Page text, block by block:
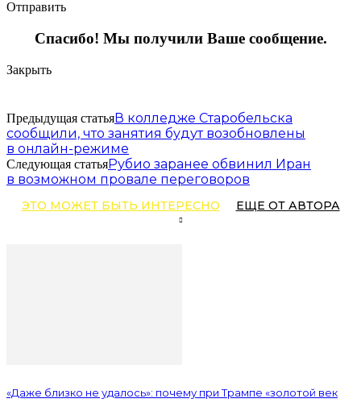
Отправить
Спасибо! Мы получили Ваше сообщение.
Закрыть
Предыдущая статьяВ колледже Старобельска
сообщили, что занятия будут возобновлены
в онлайн-режиме
Следующая статьяРубио заранее обвинил Иран
в возможном провале переговоров
ЭТО МОЖЕТ БЫТЬ ИНТЕРЕСНО ЕЩЕ ОТ АВТОРА
«Даже близко не удалось»: почему при Трампе «золотой век